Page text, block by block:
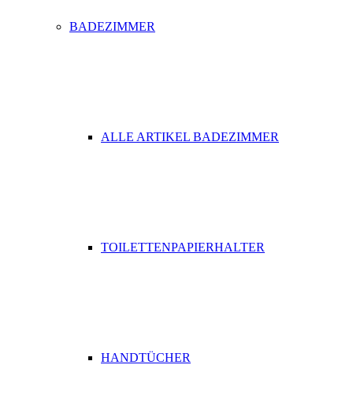
BADEZIMMER
ALLE ARTIKEL BADEZIMMER
TOILETTENPAPIERHALTER
HANDTÜCHER